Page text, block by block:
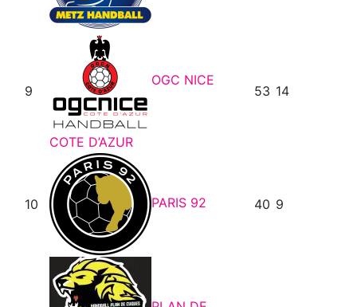
9
OGC NICE
COTE D’AZUR
53 14
10 PARIS 92 40 9